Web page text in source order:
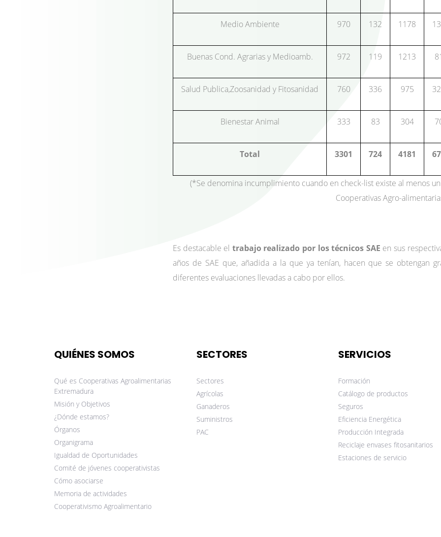
Medio Ambiente 970 132 1178
Buenas Cond. Agrarias y Medioamb. 972 119 1213
Salud Publica,Zoosanidad y Fitosanidad 760 336 975
Bienestar Animal 333 83 304
Total 3301 724 4181
(*Se denomina incumplimiento cuando en check-list existe al menos
Cooperativas Agro-
Es destacable el trabajo realizado por los técnicos SAE en sus
años de SAE que, añadida a la que ya tenían, hacen que se obtengan
diferentes evaluaciones llevadas a cabo por ellos.
QUIÉNES SOMOS
Qué es Cooperativas Agroalimentarias
Extremadura
Misión y Objetivos
¿Dónde estamos?
Órganos
Organigrama
Igualdad de Oportunidades
Comité de jóvenes cooperativistas
Cómo asociarse
Memoria de actividades
Cooperativismo Agroalimentario
SECTORES
Sectores
Agrícolas
Ganaderos
Suministros
PAC
SERVICIOS
Formación
Catálogo de productos
Seguros
Eficiencia Energética
Producción Integrada
Reciclaje envases fitosanitarios
Estaciones de servicio